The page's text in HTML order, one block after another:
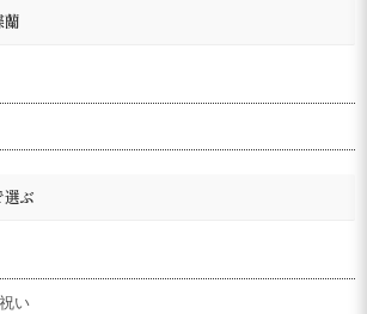
蘭
ぶ
い